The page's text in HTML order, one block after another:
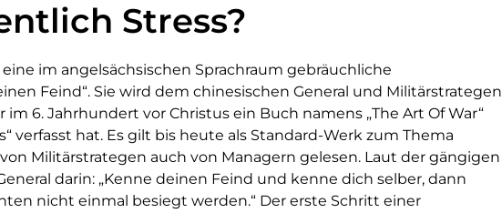
Stress?
im angelsächsischen Sprachraum gebräuchliche
Feind“. Sie wird dem chinesischen General und Militärstrategen
im 6. Jahrhundert vor Christus ein Buch namens „The Art Of War“
verfasst hat. Es gilt bis heute als Standard-Werk zum Thema
Militärstrategen auch von Managern gelesen. Laut der gängigen
darin: „Kenne deinen Feind und kenne dich selber, dann
nicht einmal besiegt werden.“ Der erste Schritt einer